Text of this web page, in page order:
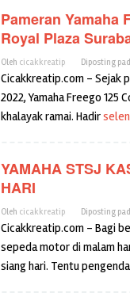
Pameran Yamaha
Royal Plaza
Oleh cicakkreatip Diposting
Cicakkreatip.com – Sejak
2022, Yamaha Freego
khalayak ramai. Hadir
YAMAHA STSJ
HARI
Oleh cicakkreatip Diposting
Cicakkreatip.com – Bagi
sepeda motor di malam
siang hari. Tentu